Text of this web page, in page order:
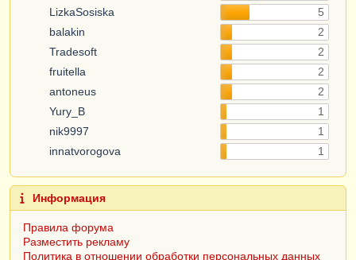
LizkaSosiska
5
balakin
2
Tradesoft
2
fruitella
2
antoneus
2
Yury_B
1
nik9997
1
innatvorogova
1
Информация
Правила форума
Разместить рекламу
Политика в отношении обработки персональных данных